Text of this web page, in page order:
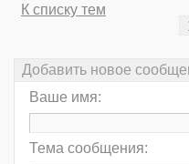
К списку тем
Добавить новое
Ваше имя:
Тема сообщения: